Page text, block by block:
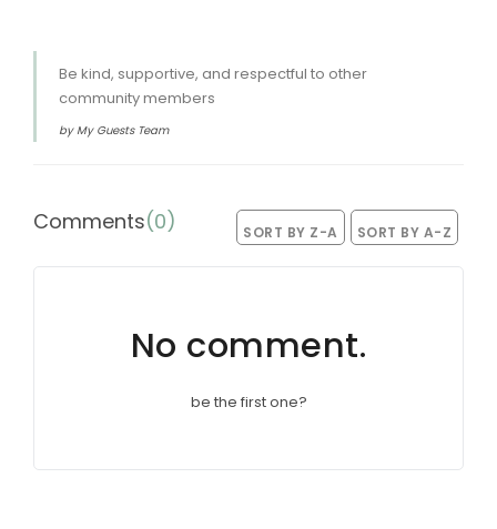
Be kind, supportive, and respectful to other
community members
by My Guests Team
Comments(0) SORT BY A-Z
SORT BY Z-A
No comment.
be the first one?